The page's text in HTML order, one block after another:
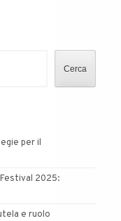
Cerca
per il
2025:
e ruolo